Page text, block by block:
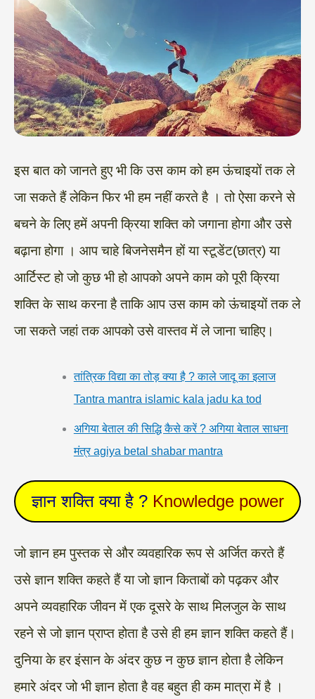
इस बात को जानते हुए भी कि उस काम को हम ऊंचाइयों तक ले
जा सकते हैं लेकिन फिर भी हम नहीं करते है । तो ऐसा करने से
बचने के लिए हमें अपनी क्रिया शक्ति को जगाना होगा और उसे
बढ़ाना होगा । आप चाहे बिजनेसमैन हों या स्टूडेंट(छात्र) या
आर्टिस्ट हो जो कुछ भी हो आपको अपने काम को पूरी क्रिया
शक्ति के साथ करना है ताकि आप उस काम को ऊंचाइयों तक ले
जा सकते जहां तक आपको उसे वास्तव में ले जाना चाहिए।
तांत्रिक विद्या का तोड़ क्या है ? काले जादू का इलाज
Tantra mantra islamic kala jadu ka tod
अगिया बेताल की सिद्धि कैसे करें ? अगिया बेताल साधना
मंत्र agiya betal shabar mantra
ज्ञान शक्ति क्या है ?Knowledge power
जो ज्ञान हम पुस्तक से और व्यवहारिक रूप से अर्जित करते हैं
उसे ज्ञान शक्ति कहते हैं या जो ज्ञान किताबों को पढ़कर और
अपने व्यवहारिक जीवन में एक दूसरे के साथ मिलजुल के साथ
रहने से जो ज्ञान प्राप्त होता है उसे ही हम ज्ञान शक्ति कहते हैं।
दुनिया के हर इंसान के अंदर कुछ न कुछ ज्ञान होता है लेकिन
हमारे अंदर जो भी ज्ञान होता है वह बहुत ही कम मात्रा में है ।